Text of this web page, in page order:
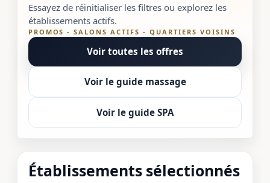
Essayez de réinitialiser les filtres ou explorez les
établissements actifs.
PROMOS - SALONS ACTIFS - QUARTIERS VOISINS
Voir toutes les offres
Voir le guide massage
Voir le guide SPA
Établissements sélectionnés